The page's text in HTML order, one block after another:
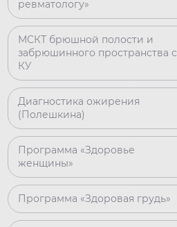
ревматологу»
МСКТ брюшной полости и
забрюшинного пространства с
КУ
Диагностика ожирения
(Полешкина)
Программа «Здоровье
женщины»
Программа «Здоровая грудь»